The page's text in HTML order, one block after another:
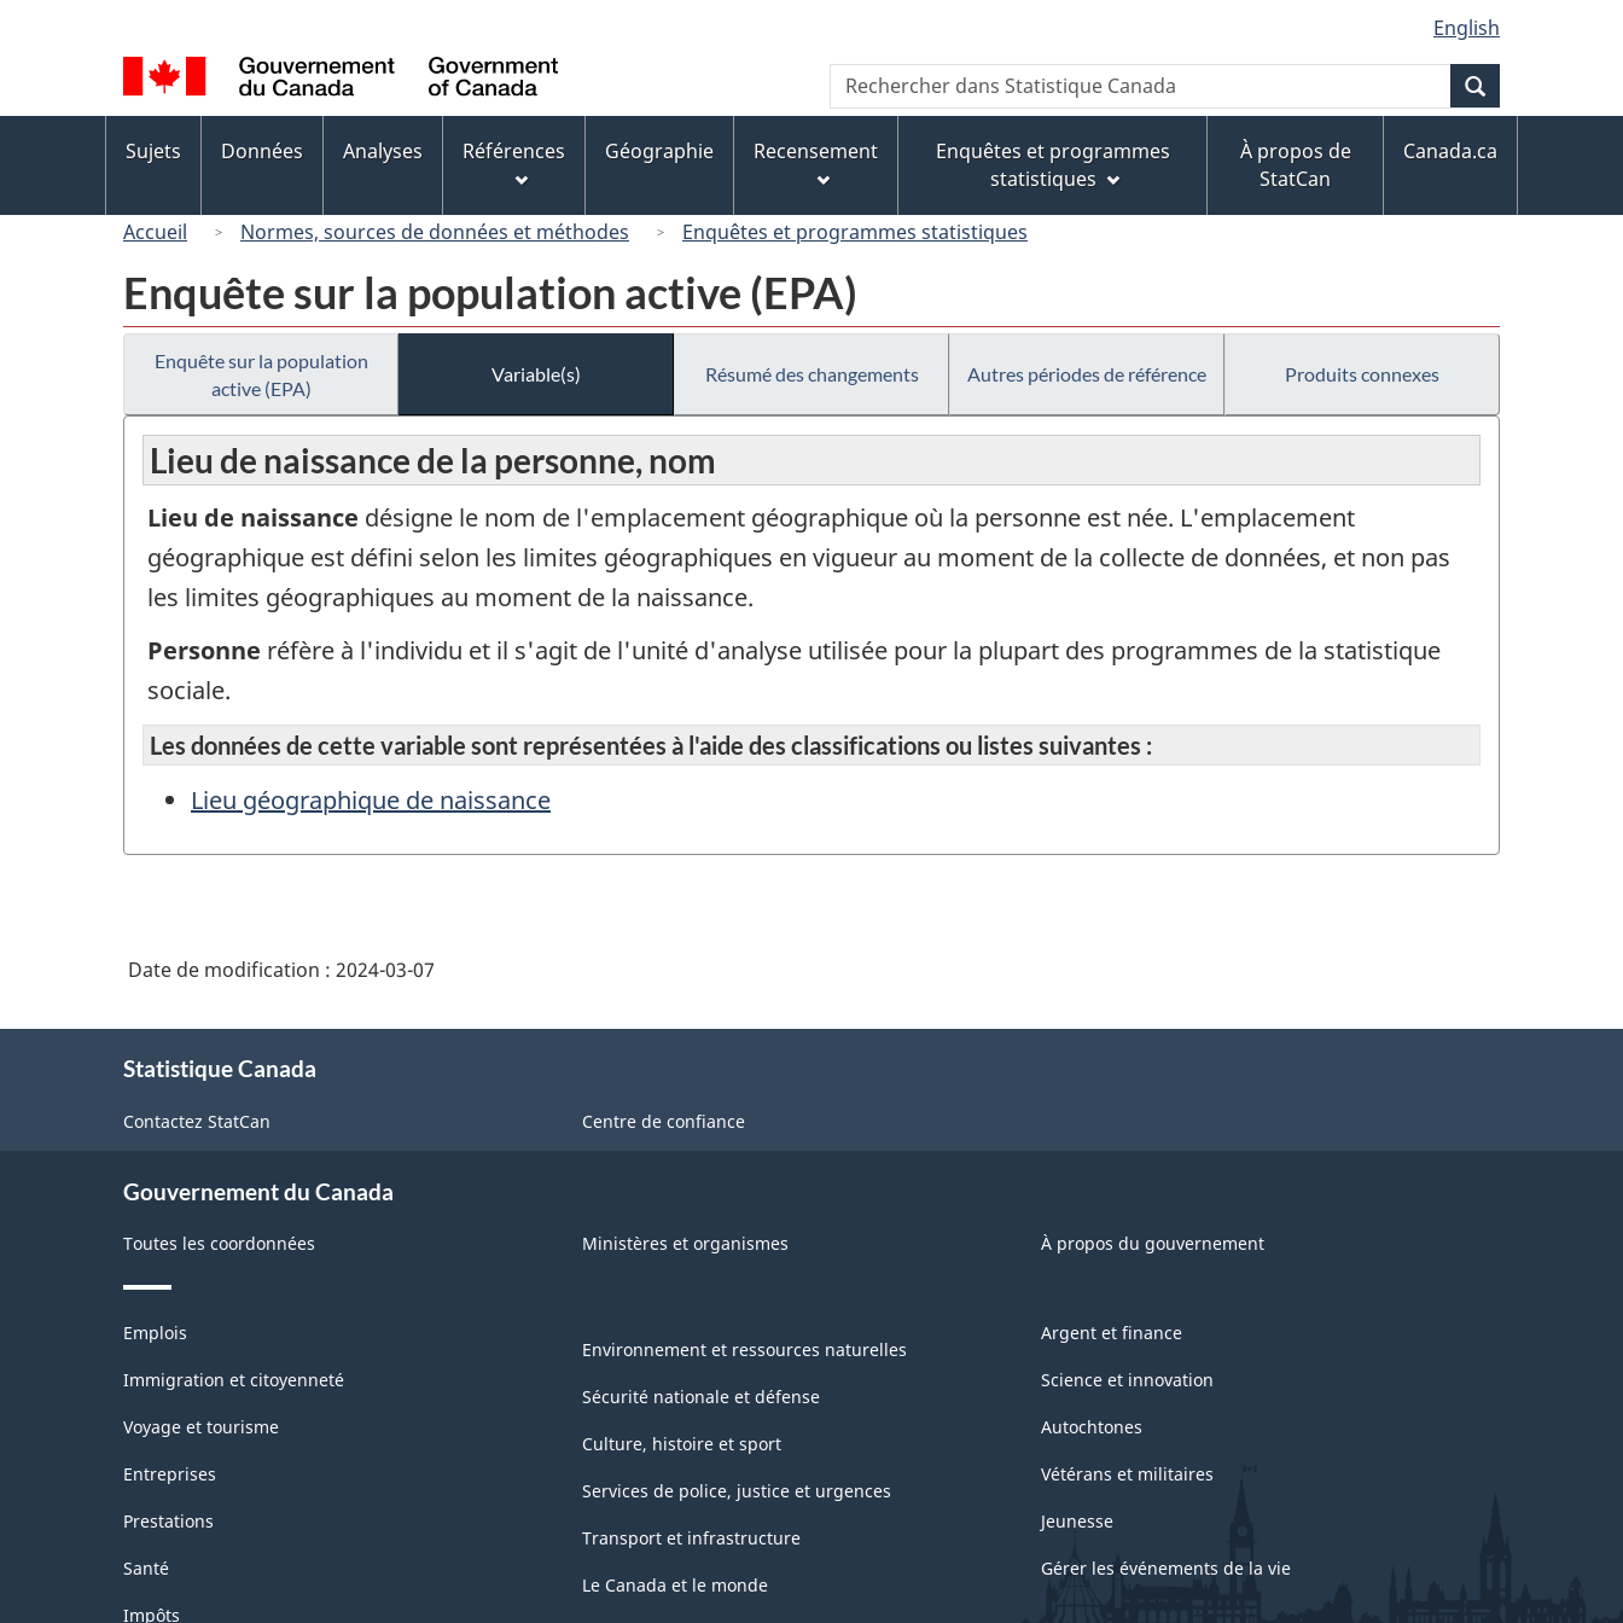
au
contenu
principal
« À
propos
de
ce
version
HTML
simplifiée
de
la
langue
English
Canada
Recherche
Rechercher
dans
Canada
des
Sujets Données Analyses Références Géographie Recensement
Enquêtes et programmes
statistiques
À propos de
StatCan
Canada.ca
Accueil Normes, sources de données et méthodes Enquêtes et programmes statistiques
Enquête sur la population active (EPA)
Enquête sur la population
active (EPA)
Variable(s) Résumé des changements Autres périodes de référence Produits connexes
Lieu de naissance de la personne, nom
Lieu de naissance désigne le nom de l'emplacement géographique où la personne est née. L'emplacement
géographique est défini selon les limites géographiques en vigueur au moment de la collecte de données, et non pas
les limites géographiques au moment de la naissance.
Personne réfère à l'individu et il s'agit de l'unité d'analyse utilisée pour la plupart des programmes de la statistique
sociale.
Les données de cette variable sont représentées à l'aide des classifications ou listes suivantes :
Lieu géographique de naissance
Date de modification : 2024-03-07
Statistique Canada
Contactez StatCan Centre de confiance
Gouvernement du Canada
Toutes les coordonnées Ministères et organismes À propos du gouvernement
Thèmes
sujets
Emplois
Immigration et citoyenneté
Voyage et tourisme
Entreprises
Prestations
Santé
Impôts
Environnement et ressources naturelles
Sécurité nationale et défense
Culture, histoire et sport
Services de police, justice et urgences
Transport et infrastructure
Le Canada et le monde
Argent et finance
Science et innovation
Autochtones
Vétérans et militaires
Jeunesse
Gérer les événements de la vie